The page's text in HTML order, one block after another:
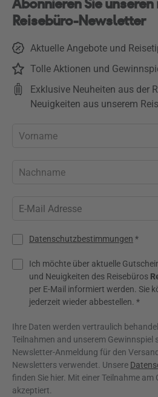
Abonnieren Sie
Reisebüro-Newsletter
Aktuelle Angebote und
Tolle Aktionen und
Exklusive Neuheiten aus der
Neuigkeiten aus unserem
Datenschutzbestimmungen *
Ich möchte über aktuelle
und Neuigkeiten des Reisebüros
per E-Mail informiert werden. Sie
jederzeit wieder abbestellen. *
Ihre Daten werden vertraulich
Teilnahmen and unserem Gewinnspiel
Newsletter-Anmeldung für den
Newsletters verwendet. Unsere
finden Sie hier. Mit einer Teilnahme am
akzeptiert.